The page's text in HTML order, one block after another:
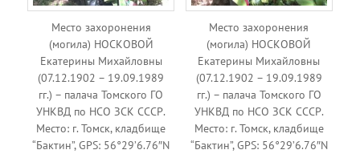
Место захоронения
(могила) НОСКОВОЙ
Екатерины Михайловны
(07.12.1902 – 19.09.1989
гг.) – палача Томского ГО
УНКВД по НСО ЗСК СССР.
Место: г. Томск, кладбище
“Бактин”, GPS: 56°29’6.76″N
Место захоронения
(могила) НОСКОВОЙ
Екатерины Михайловны
(07.12.1902 – 19.09.1989
гг.) – палача Томского ГО
УНКВД по НСО ЗСК СССР.
Место: г. Томск, кладбище
“Бактин”, GPS: 56°29’6.76″N